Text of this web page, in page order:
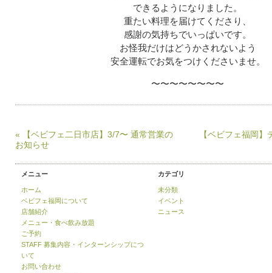
できるようになりました。
重たい料理を届けてくださり、
感謝の気持ちでいっぱいです。
お怪我だけはどうかされないよう
安全運転でお気をつけくださいませ。
〜〜〜〜〜〜〜〜
« 【ベビフェ二日市店】3/7〜 通常営業の
お知らせ
【ベビフェ福岡
メニュー
ホーム
ベビフェ福岡について
店舗紹介
メニュー・食べ飲み放題
ご予約
STAFF 募集内容・インターンシップにつ
いて
お問い合わせ
カテゴリ
未分類
イベント
ニュース